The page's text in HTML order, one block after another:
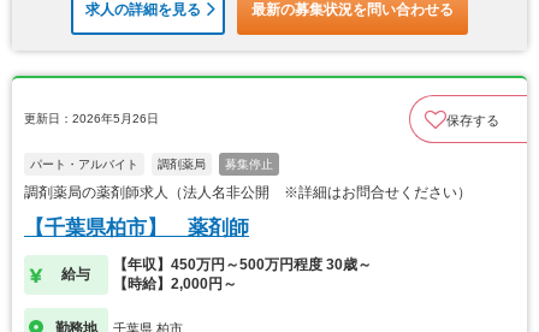
求人の詳細を見る 最新の募集状況を問い合わせる
更新日：2026年5月26日 保存する
パート・アルバイト 調剤薬局 募集停止
調剤薬局の薬剤師求人（法人名非公開 ※詳細はお問合せください）
【千葉県柏市】 薬剤師
給与
【年収】450万円～500万円程度 30歳～
【時給】2,000円～
勤務地 千葉県 柏市